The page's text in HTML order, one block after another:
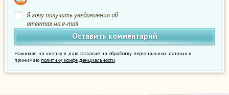
Я хочу получать уведомления об
ответах на e-mail
Нажимая на кнопку я даю согласие на обработку персональных данных и
принимаю политику конфиденциальности.